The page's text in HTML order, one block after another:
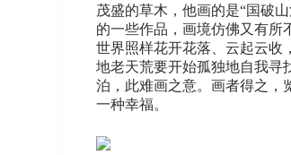
茂盛的草木，他画的是“国破
的一些作品，画境仿佛又有所
世界照样花开花落、云起云收
地老天荒要开始孤独地自我寻
泊，此难画之意。画者得之，
一种幸福。